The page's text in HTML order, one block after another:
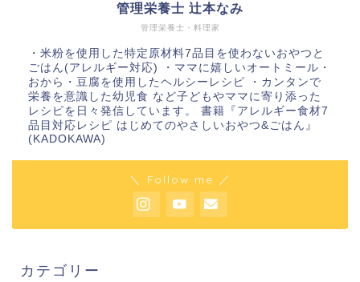
管理栄養士・料理家
管理栄養士 辻本なみ
・米粉を使用した特定原材料7品目を使わないおやつと
ごはん(アレルギー対応) ・ママに嬉しいオートミール・
おから・豆腐を使用したヘルシーレシピ ・カンタンで
栄養を意識した幼児食 など子どもやママに寄り添った
レシピを日々発信しています。 書籍『アレルギー食材7
品目対応レシピ はじめてのやさしいおやつ&ごはん』
(KADOKAWA)
＼ Follow me ／
カテゴリー